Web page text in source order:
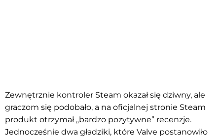
Zewnętrznie kontroler Steam okazał się dziwny, ale
graczom się podobało, a na oficjalnej stronie Steam
produkt otrzymał „bardzo pozytywne” recenzje.
Jednocześnie dwa gładziki, które Valve postanowiło